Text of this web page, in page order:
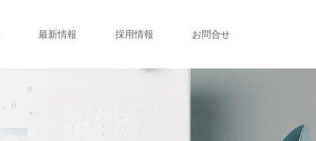
最新情報 採用情報 お問合せ